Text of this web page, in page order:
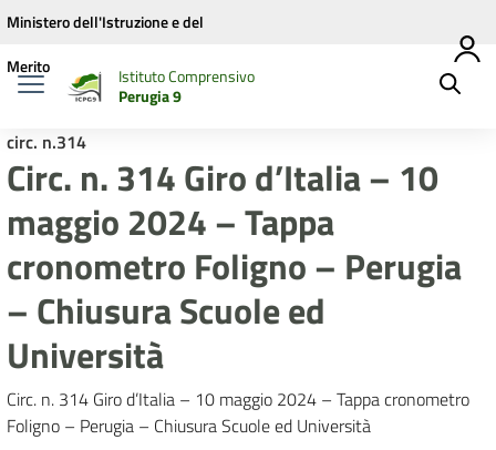
Vai ai contenuti
Vai al menu di navigazione
Vai al footer
Ministero dell'Istruzione e del
Merito
Istituto Comprensivo
Perugia 9
circ. n.314
Circ. n. 314 Giro d’Italia – 10
maggio 2024 – Tappa
cronometro Foligno – Perugia
– Chiusura Scuole ed
Università
Circ. n. 314 Giro d’Italia – 10 maggio 2024 – Tappa cronometro
Foligno – Perugia – Chiusura Scuole ed Università